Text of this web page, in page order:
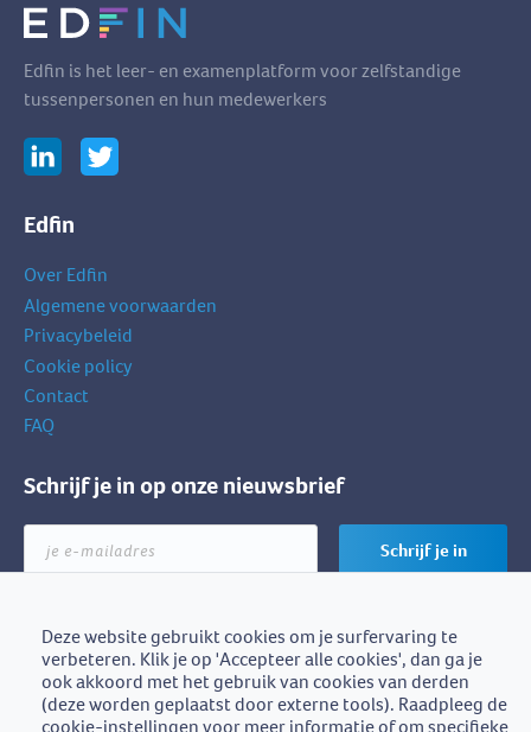
Edfin is het leer- en examenplatform voor zelfstandige
tussenpersonen en hun medewerkers
Edfin
Over Edfin
Algemene voorwaarden
Privacybeleid
Cookie policy
Contact
FAQ
Schrijf je in op onze nieuwsbrief
mailadres
Schrijf je in
Edfin is een initiatief van
BZB-Fedafin
Deze website gebruikt cookies om je surfervaring te
verbeteren. Klik je op 'Accepteer alle cookies', dan ga je
ook akkoord met het gebruik van cookies van derden
(deze worden geplaatst door externe tools). Raadpleeg de
cookie-instellingen voor meer informatie of om specifieke